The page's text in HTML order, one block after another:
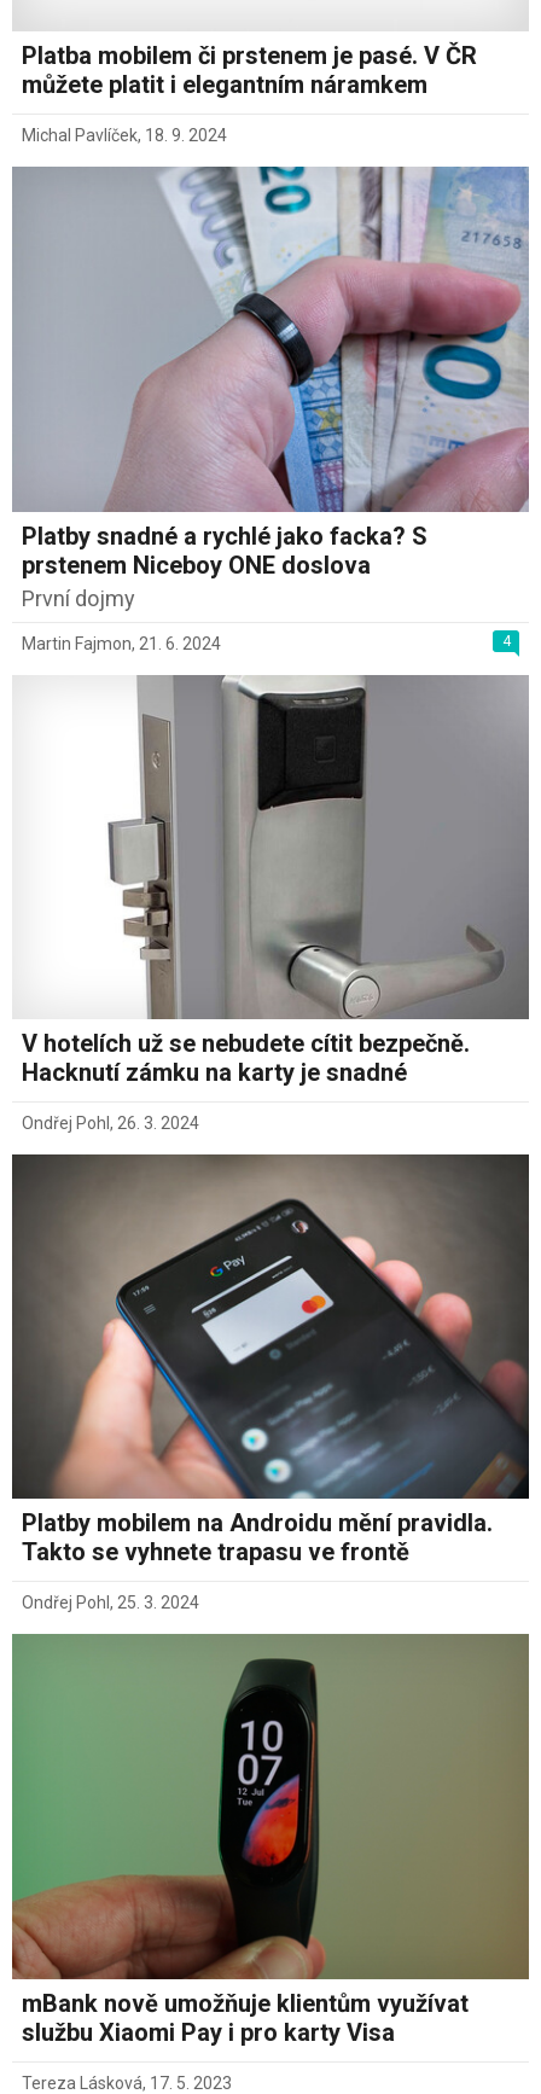
Platba mobilem či prstenem je pasé. V ČR
můžete platit i elegantním náramkem
Michal Pavlíček, 18. 9. 2024
Platby snadné a rychlé jako facka? S
prstenem Niceboy ONE doslova
První dojmy
4
Martin Fajmon, 21. 6. 2024
V hotelích už se nebudete cítit bezpečně.
Hacknutí zámku na karty je snadné
Ondřej Pohl , 26. 3. 2024
Platby mobilem na Androidu mění pravidla.
Takto se vyhnete trapasu ve frontě
Ondřej Pohl , 25. 3. 2024
mBank nově umožňuje klientům využívat
službu Xiaomi Pay i pro karty Visa
Tereza Lásková, 17. 5. 2023